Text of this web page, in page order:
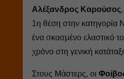
Αλέξανδρος Καρούσος
1η θέση στην κατηγορία
ένα σκασμένο ελαστικό
χρόνο στη γενική
Στους Μάστερς, οι